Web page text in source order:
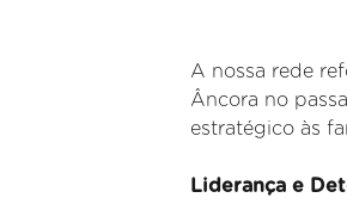
A nossa rede
Âncora no
estratégico às
Liderança e